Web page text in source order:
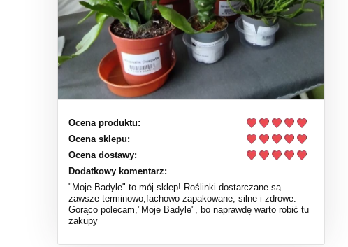
Ocena produktu:
Ocena sklepu:
Ocena dostawy:
Dodatkowy komentarz:
"Moje Badyle" to mój sklep! Roślinki dostarczane są
zawsze terminowo,fachowo zapakowane, silne i zdrowe.
Gorąco polecam,"Moje Badyle", bo naprawdę warto robić tu
zakupy